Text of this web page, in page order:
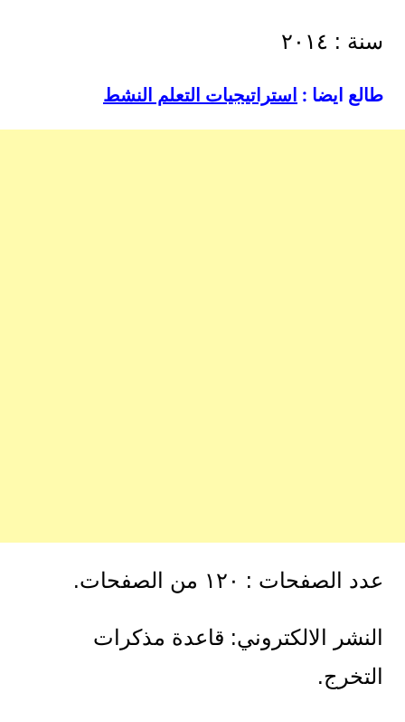
سنة : ٢٠١٤
طالع ايضا : استراتيجيات التعلم النشط
عدد الصفحات : ١٢٠ من الصفحات.
النشر الالكتروني: قاعدة مذكرات
التخرج.